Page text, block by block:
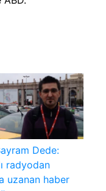
Dede:
radyodan
uzanan haber